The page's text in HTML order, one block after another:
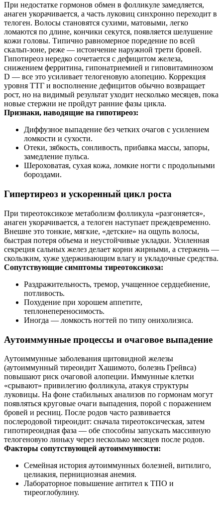
При недостатке гормонов обмен в фолликуле замедляется,
анаген укорачивается, а часть луковиц синхронно переходит в
телоген. Волосы становятся сухими, матовыми, легко
ломаются по длине, кончики секутся, появляется шелушение
кожи головы. Типично равномерное поредение по всей
скальп-зоне, реже — истончение наружной трети бровей.
Гипотиреоз нередко сочетается с дефицитом железа,
снижением ферритина, гипонатриемией и гиповитаминозом
D — все это усиливает телогеновую алопецию. Коррекция
уровня ТТГ и восполнение дефицитов обычно возвращает
рост, но на видимый результат уходит несколько месяцев, пока
новые стержни не пройдут ранние фазы цикла.
Признаки, наводящие на гипотиреоз:
Диффузное выпадение без четких очагов с усилением
ломкости и сухости.
Отеки, зябкость, сонливость, прибавка массы, запоры,
замедление пульса.
Шероховатая, сухая кожа, ломкие ногти с продольными
бороздами.
Гипертиреоз и ускоренный цикл роста
При тиреотоксикозе метаболизм фолликула «разгоняется»,
анаген укорачивается, а телоген наступает преждевременно.
Внешне это тонкие, мягкие, «детские» на ощупь волосы,
быстрая потеря объема и неустойчивые укладки. Усиленная
секреция сальных желез делает корни жирными, а стержень —
скользким, хуже удерживающим влагу и укладочные средства.
Сопутствующие симптомы тиреотоксикоза:
Раздражительность, тремор, учащенное сердцебиение,
потливость.
Похудение при хорошем аппетите,
теплонепереносимость.
Иногда — ломкость ногтей по типу онихолизиса.
Аутоиммунные процессы и очаговое выпадение
Аутоиммунные заболевания щитовидной железы
(аутоиммунный тиреоидит Хашимото, болезнь Грейвса)
повышают риск очаговой алопеции. Иммунные клетки
«срывают» привилегию фолликула, атакуя структуры
луковицы. На фоне стабильных анализов по гормонам могут
появляться круговые очаги выпадения, порой с поражением
бровей и ресниц. После родов часто развивается
послеродовой тиреоидит: сначала тиреотоксическая, затем
гипотиреоидная фаза — обе способны запускать массивную
телогеновую линьку через несколько месяцев после родов.
Факторы сопутствующей аутоиммунности:
Семейная история аутоиммунных болезней, витилиго,
целиакия, пернициозная анемия.
Лабораторное повышение антител к ТПО и
тиреоглобулину.